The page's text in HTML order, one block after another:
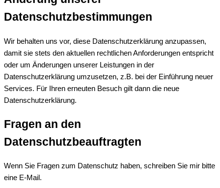
Datenschutzbestimmungen
Wir behalten uns vor, diese Datenschutzerklärung anzupassen,
damit sie stets den aktuellen rechtlichen Anforderungen entspricht
oder um Änderungen unserer Leistungen in der
Datenschutzerklärung umzusetzen, z.B. bei der Einführung neuer
Services. Für Ihren erneuten Besuch gilt dann die neue
Datenschutzerklärung.
Fragen an den
Datenschutzbeauftragten
Wenn Sie Fragen zum Datenschutz haben, schreiben Sie mir bitte
eine E-Mail.